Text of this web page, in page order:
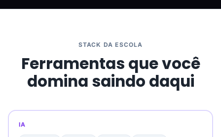
STACK DA ESCOLA
Ferramentas que você
domina saindo daqui
IA